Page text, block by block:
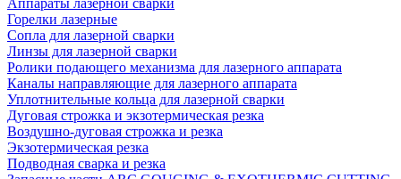
Аппараты лазерной сварки
Горелки лазерные
Сопла для лазерной сварки
Линзы для лазерной сварки
Ролики подающего механизма для лазерного аппарата
Каналы направляющие для лазерного аппарата
Уплотнительные кольца для лазерной сварки
Дуговая строжка и экзотермическая резка
Воздушно-дуговая строжка и резка
Экзотермическая резка
Подводная сварка и резка